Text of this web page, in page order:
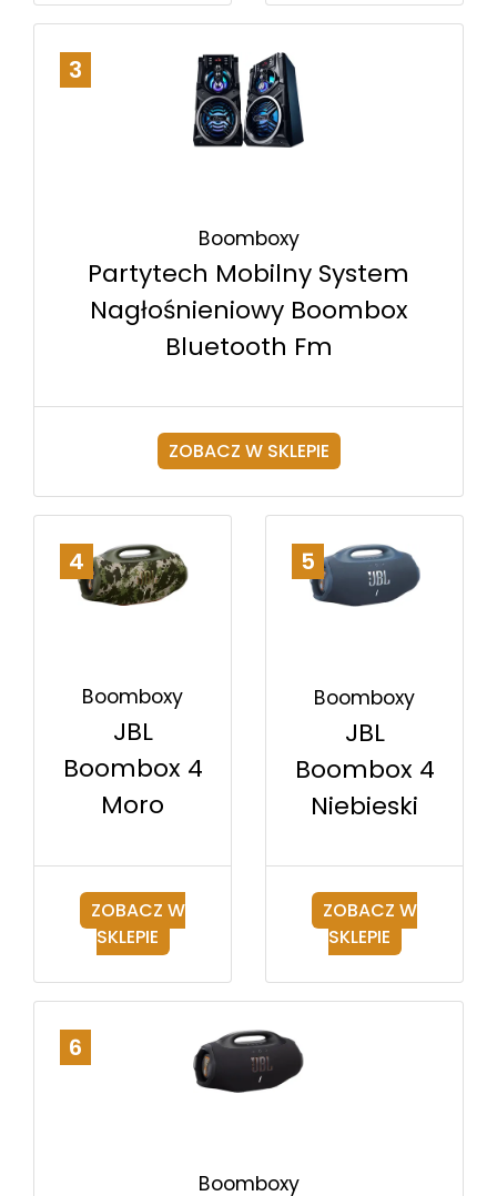
3
Boomboxy
Partytech Mobilny System
Nagłośnieniowy Boombox
Bluetooth Fm
ZOBACZ W SKLEPIE
4
Boomboxy
JBL
Boombox 4
Moro
ZOBACZ W
SKLEPIE
5
Boomboxy
JBL
Boombox 4
Niebieski
ZOBACZ W
SKLEPIE
6
Boomboxy